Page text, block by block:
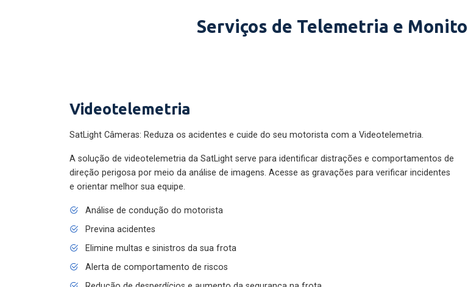
Serviços de Telemetria e
Videotelemetria
SatLight Câmeras: Reduza os acidentes e cuide do seu motorista com a Videotelemetria.
A solução de videotelemetria da SatLight serve para identificar distrações e comportamentos de
direção perigosa por meio da análise de imagens. Acesse as gravações para verificar incidentes
e orientar melhor sua equipe.
Análise de condução do motorista
Previna acidentes
Elimine multas e sinistros da sua frota
Alerta de comportamento de riscos
Redução de desperdícios e aumento da segurança na frota